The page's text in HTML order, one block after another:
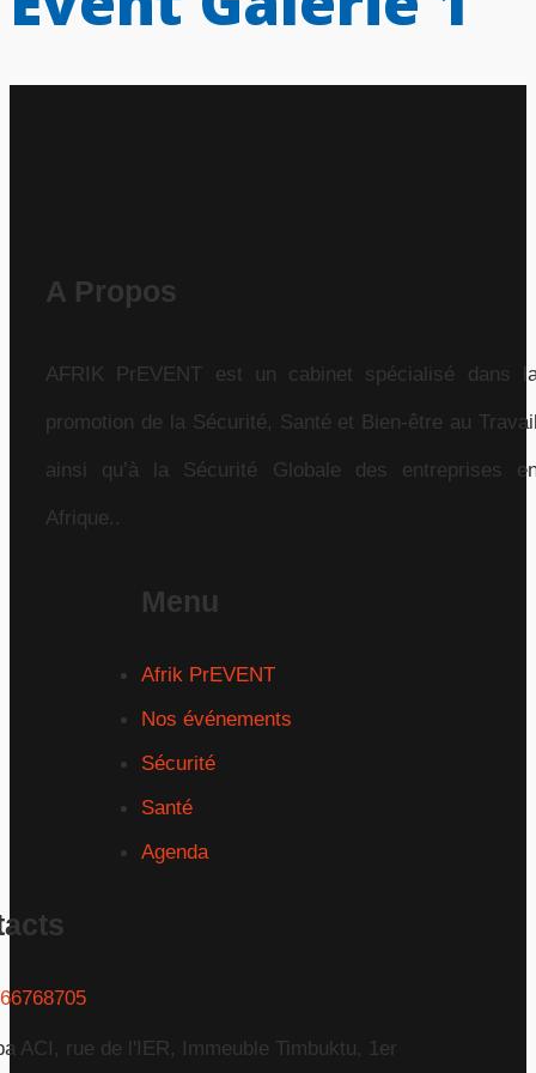
A Propos
AFRIK PrEVENT est un cabinet spécialisé dans
promotion de la Sécurité, Santé et Bien-être au
ainsi qu’à la Sécurité Globale des entreprises
Afrique..
Menu
Afrik PrEVENT
Nos événements
Sécurité
Santé
Agenda
ACI, rue de l'IER, Immeuble Timbuktu, 1er